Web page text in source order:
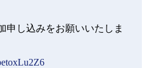
申し込みをお願いいたしま